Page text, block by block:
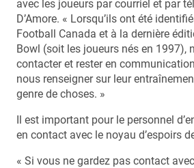
avec les joueurs par courriel et par
D’Amore. « Lorsqu’ils ont été
Football Canada et à la dernière
Bowl (soit les joueurs nés en 1997),
contacter et rester en
nous renseigner sur leur
genre de choses. »
Il est important pour le personnel
en contact avec le noyau d’espoirs
« Si vous ne gardez pas contact